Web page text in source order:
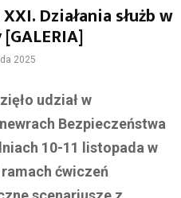
Działania służb w
2025
udział w
Bezpieczeństwa
10-11 listopada w
ćwiczeń